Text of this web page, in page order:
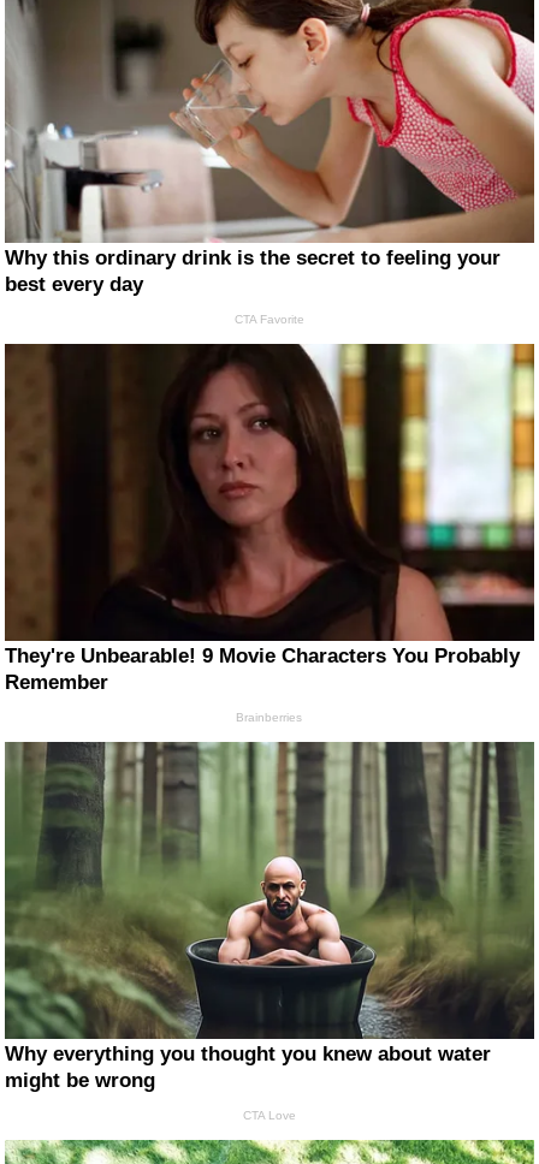
Why this ordinary drink is the secret to feeling your
best every day
CTA Favorite
They're Unbearable! 9 Movie Characters You Probably
Remember
Brainberries
Why everything you thought you knew about water
might be wrong
CTA Love